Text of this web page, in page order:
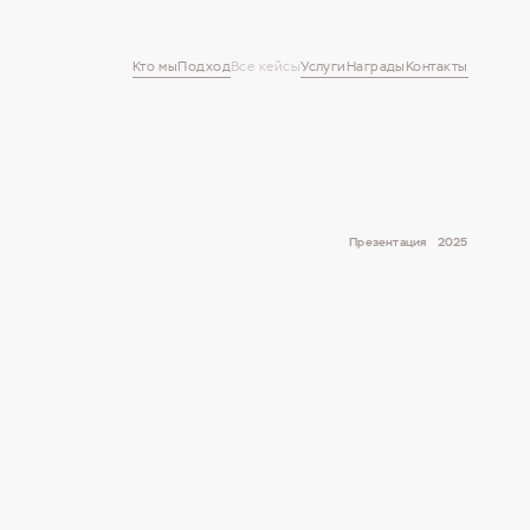
Кто мыПодходВсе кейсыУслуги Награды Контакты
Презентация 2025